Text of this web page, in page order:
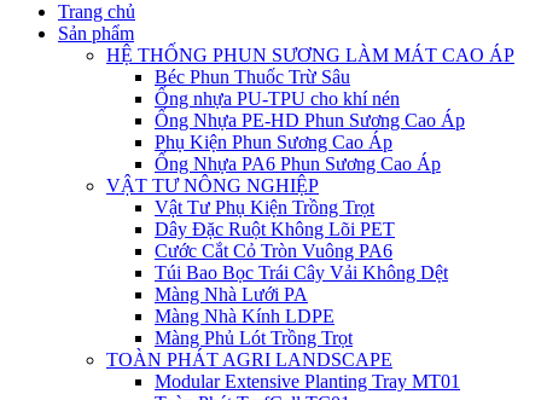
Trang chủ
Sản phẩm
HỆ THỐNG PHUN SƯƠNG LÀM MÁT CAO ÁP
Béc Phun Thuốc Trừ Sâu
Ống nhựa PU-TPU cho khí nén
Ống Nhựa PE-HD Phun Sương Cao Áp
Phụ Kiện Phun Sương Cao Áp
Ống Nhựa PA6 Phun Sương Cao Áp
VẬT TƯ NÔNG NGHIỆP
Vật Tư Phụ Kiện Trồng Trọt
Dây Đặc Ruột Không Lõi PET
Cước Cắt Cỏ Tròn Vuông PA6
Túi Bao Bọc Trái Cây Vải Không Dệt
Màng Nhà Lưới PA
Màng Nhà Kính LDPE
Màng Phủ Lót Trồng Trọt
TOÀN PHÁT AGRI LANDSCAPE
Modular Extensive Planting Tray MT01